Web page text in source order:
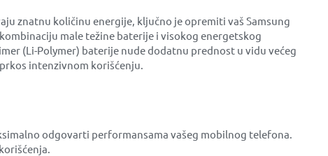
znatnu količinu energije, ključno je opremiti vaš Samsung
male težine baterije i visokog energetskog
(Li-Polymer) baterije nude dodatnu prednost u vidu većeg
intenzivnom korišćenju.
odgovarti performansama vašeg mobilnog telefona.